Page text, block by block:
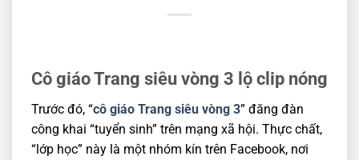
Cô giáo Trang siêu vòng 3 lộ clip nóng
Trước đó, “cô giáo Trang siêu vòng 3” đăng đàn
công khai “tuyển sinh” trên mạng xã hội. Thực chất,
“lớp học” này là một nhóm kín trên Facebook, nơi